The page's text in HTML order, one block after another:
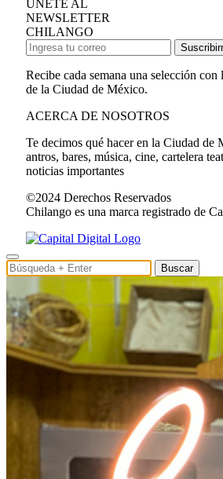
ÚNETE AL
NEWSLETTER
CHILANGO
Recibe cada semana una selección con
de la Ciudad de México.
ACERCA DE NOSOTROS
Te decimos qué hacer en la Ciudad de
antros, bares, música, cine, cartelera
noticias importantes
©2024 Derechos Reservados
Chilango es una marca registrado de
Buscar